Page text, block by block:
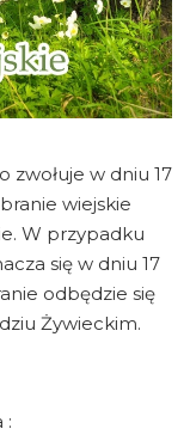
zwołuje w dniu 17
wiejskie
W przypadku
się w dniu 17
odbędzie się
Żywieckim.
: